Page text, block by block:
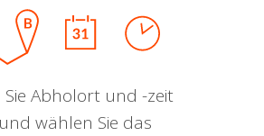
Sie Abholort und -zeit
wählen Sie das